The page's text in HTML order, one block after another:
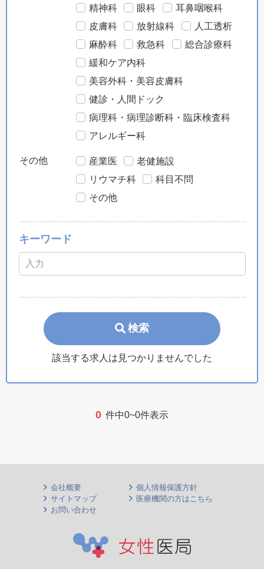
精神科
眼科
耳鼻咽喉科
皮膚科
放射線科
人工透析
麻酔科
救急科
総合診療科
緩和ケア内科
美容外科・美容皮膚科
健診・人間ドック
病理科・病理診断科・臨床検査科
アレルギー科
その他 産業医
老健施設
リウマチ科
科目不問
その他
キーワード
検索
該当する求人は見つかりませんでした
0 件中0~0件表示
会社概要
個人情報保護方針
サイトマップ
医療機関の方はこちら
お問い合わせ